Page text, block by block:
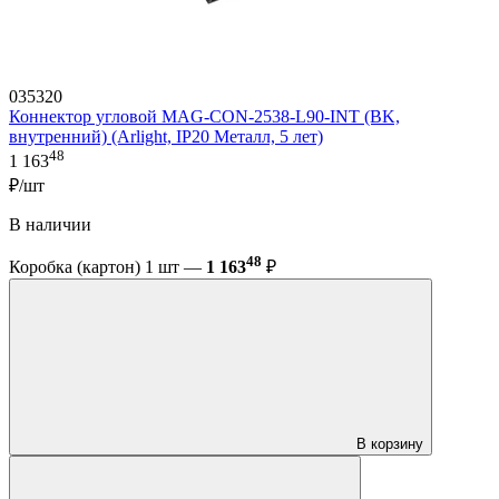
035320
Коннектор угловой MAG-CON-2538-L90-INT (BK,
внутренний) (Arlight, IP20 Металл, 5 лет)
1 16348
₽/шт
В наличии
Коробка (картон) 1 шт — 1 16348 ₽
В корзину